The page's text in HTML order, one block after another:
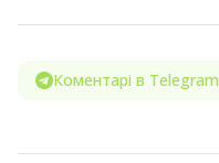
Коментарі в Telegram